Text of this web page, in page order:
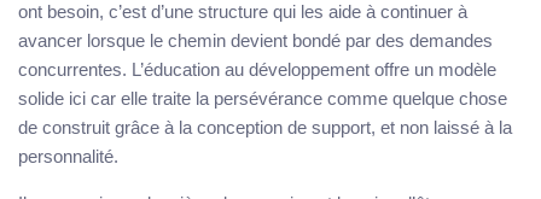
ont besoin, c’est d’une structure qui les aide à continuer à
avancer lorsque le chemin devient bondé par des demandes
concurrentes. L’éducation au développement offre un modèle
solide ici car elle traite la persévérance comme quelque chose
de construit grâce à la conception de support, et non laissé à la
personnalité.